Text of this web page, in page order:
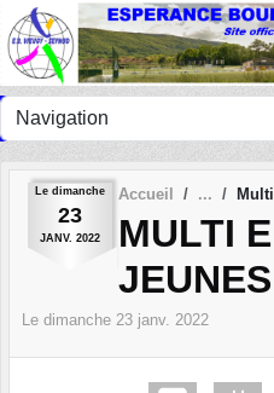
Le dimanche
23
JANV. 2022
Accueil
MULTI
JEUNES
Le dimanche 23 janv. 2022
Panneau de gestion des